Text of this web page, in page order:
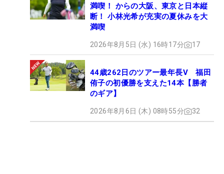
満喫！ からの大阪、東京と日本縦
断！ 小林光希が充実の夏休みを大
満喫
2026年8月5日 (水) 16時17分 17
44歳262日のツアー最年長V 福田
侑子の初優勝を支えた14本【勝者
のギア】
2026年8月6日 (木) 08時55分 32